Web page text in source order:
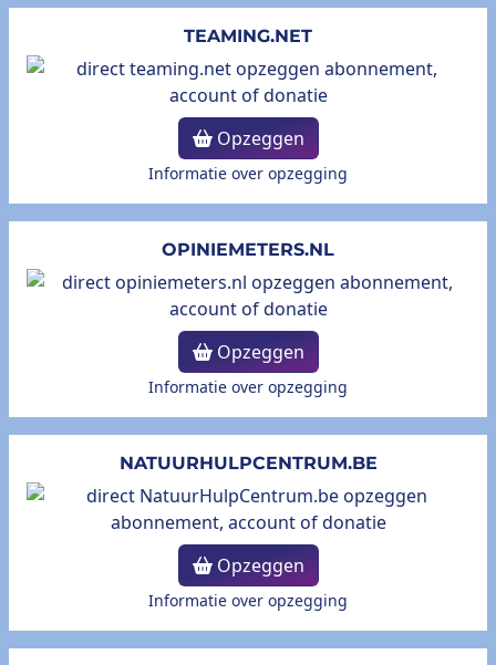
TEAMING.NET
Opzeggen
Informatie over opzegging
OPINIEMETERS.NL
Opzeggen
Informatie over opzegging
NATUURHULPCENTRUM.BE
Opzeggen
Informatie over opzegging